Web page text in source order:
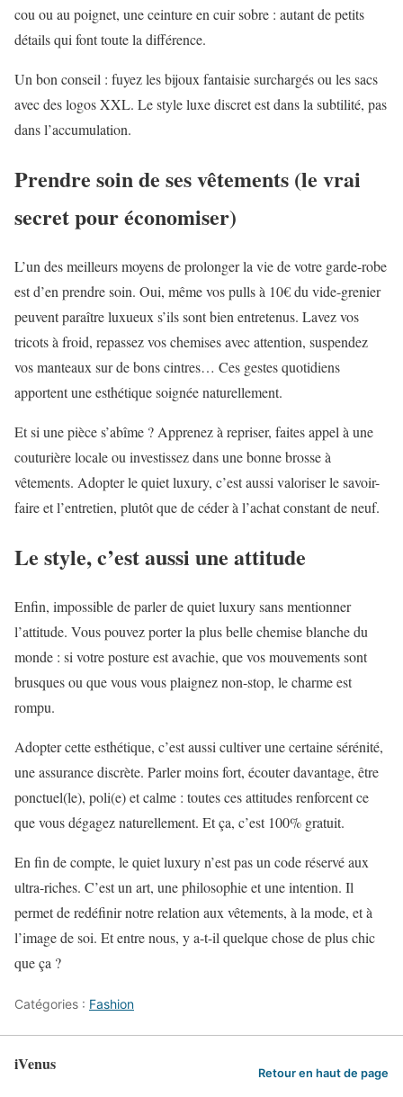
cou ou au poignet, une ceinture en cuir sobre : autant de petits
détails qui font toute la différence.
Un bon conseil : fuyez les bijoux fantaisie surchargés ou les sacs
avec des logos XXL. Le style luxe discret est dans la subtilité, pas
dans l’accumulation.
Prendre soin de ses vêtements (le vrai
secret pour économiser)
L’un des meilleurs moyens de prolonger la vie de votre garde-robe
est d’en prendre soin. Oui, même vos pulls à 10€ du vide-grenier
peuvent paraître luxueux s’ils sont bien entretenus. Lavez vos
tricots à froid, repassez vos chemises avec attention, suspendez
vos manteaux sur de bons cintres… Ces gestes quotidiens
apportent une esthétique soignée naturellement.
Et si une pièce s’abîme ? Apprenez à repriser, faites appel à une
couturière locale ou investissez dans une bonne brosse à
vêtements. Adopter le quiet luxury, c’est aussi valoriser le savoir-
faire et l’entretien, plutôt que de céder à l’achat constant de neuf.
Le style, c’est aussi une attitude
Enfin, impossible de parler de quiet luxury sans mentionner
l’attitude. Vous pouvez porter la plus belle chemise blanche du
monde : si votre posture est avachie, que vos mouvements sont
brusques ou que vous vous plaignez non-stop, le charme est
rompu.
Adopter cette esthétique, c’est aussi cultiver une certaine sérénité,
une assurance discrète. Parler moins fort, écouter davantage, être
ponctuel(le), poli(e) et calme : toutes ces attitudes renforcent ce
que vous dégagez naturellement. Et ça, c’est 100% gratuit.
En fin de compte, le quiet luxury n’est pas un code réservé aux
ultra-riches. C’est un art, une philosophie et une intention. Il
permet de redéfinir notre relation aux vêtements, à la mode, et à
l’image de soi. Et entre nous, y a-t-il quelque chose de plus chic
que ça ?
Catégories : Fashion
iVenus Retour en haut de page